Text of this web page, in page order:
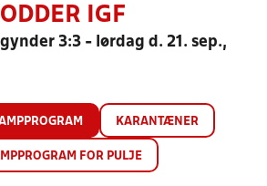
ODDER IGF
3:3 - lørdag d. 21. sep.,
KARANTÆNER
FOR PULJE